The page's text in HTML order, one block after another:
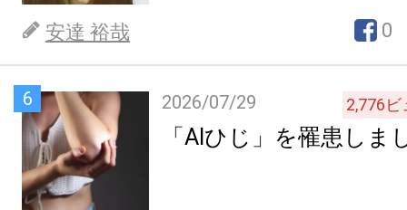
安達 裕哉 0
6 2026/07/29 2,776ビ
「AIひじ」を罹患しま